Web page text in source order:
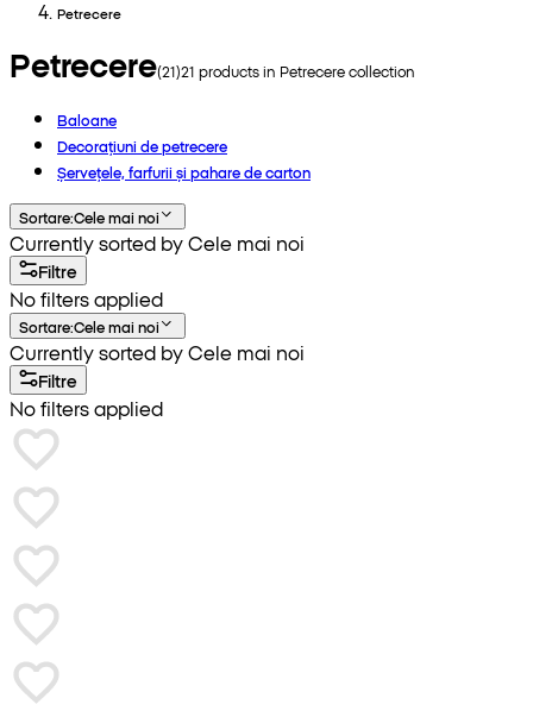
Petrecere
Petrecere(21)21 products in Petrecerecollection
Baloane
Decorațiuni de petrecere
Șervețele, farfurii și pahare de carton
Sortare:Cele mai noi
Currently sorted by Cele mai noi
Filtre
No filters applied
Sortare:Cele mai noi
Currently sorted by Cele mai noi
Filtre
No filters applied